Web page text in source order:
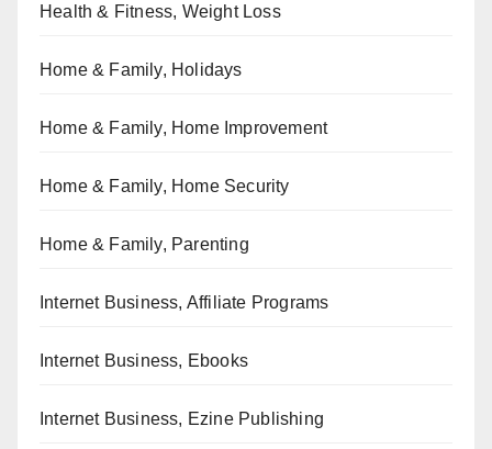
Health & Fitness, Weight Loss
Home & Family, Holidays
Home & Family, Home Improvement
Home & Family, Home Security
Home & Family, Parenting
Internet Business, Affiliate Programs
Internet Business, Ebooks
Internet Business, Ezine Publishing